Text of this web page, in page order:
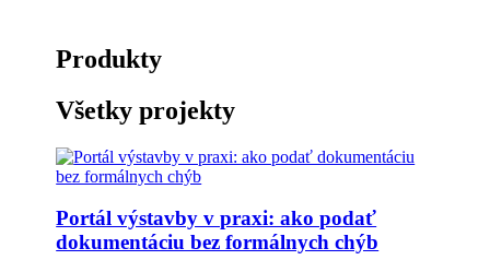
Produkty
Všetky projekty
Portál výstavby v praxi: ako podať
dokumentáciu bez formálnych chýb